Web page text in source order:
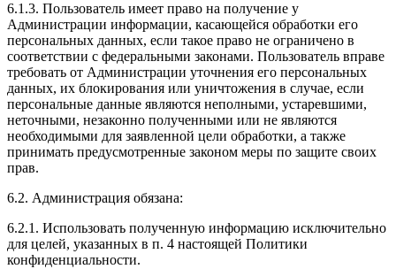
6.1.3. Пользователь имеет право на получение у
Администрации информации, касающейся обработки его
персональных данных, если такое право не ограничено в
соответствии с федеральными законами. Пользователь вправе
требовать от Администрации уточнения его персональных
данных, их блокирования или уничтожения в случае, если
персональные данные являются неполными, устаревшими,
неточными, незаконно полученными или не являются
необходимыми для заявленной цели обработки, а также
принимать предусмотренные законом меры по защите своих
прав.
6.2. Администрация обязана:
6.2.1. Использовать полученную информацию исключительно
для целей, указанных в п. 4 настоящей Политики
конфиденциальности.